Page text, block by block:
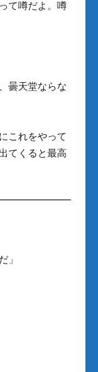
て噂だよ。噂
曇天堂ならな
これをやって
てくると最高
」